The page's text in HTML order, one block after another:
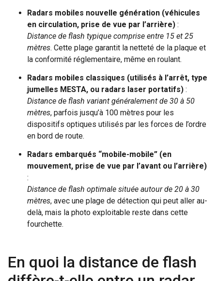
Radars mobiles nouvelle génération (véhicules
en circulation, prise de vue par l’arrière) :
Distance de flash typique comprise entre 15 et 25
mètres. Cette plage garantit la netteté de la plaque et
la conformité réglementaire, même en roulant.
Radars mobiles classiques (utilisés à l’arrêt, type
jumelles MESTA, ou radars laser portatifs) :
Distance de flash variant généralement de 30 à 50
mètres, parfois jusqu’à 100 mètres pour les
dispositifs optiques utilisés par les forces de l’ordre
en bord de route.
Radars embarqués “mobile-mobile” (en
mouvement, prise de vue par l’avant ou l’arrière)
:
Distance de flash optimale située autour de 20 à 30
mètres, avec une plage de détection qui peut aller au-
delà, mais la photo exploitable reste dans cette
fourchette.
En quoi la distance de flash